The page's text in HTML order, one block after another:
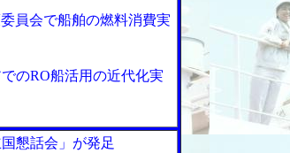
員会で船舶の燃料消費実
のRO船活用の近代化実
懇話会」が発足